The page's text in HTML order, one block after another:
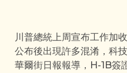
川普總統上周宣布工作加
公布後出現許多混淆，科
華爾街日報報導，H-1B簽